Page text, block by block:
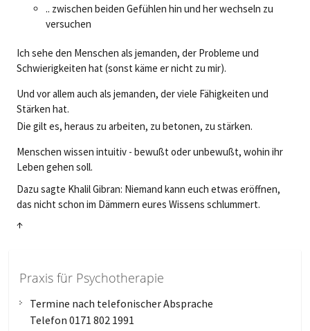
.. zwischen beiden Gefühlen hin und her wechseln zu
versuchen
Ich sehe den Menschen als jemanden, der Probleme und
Schwierigkeiten hat (sonst käme er nicht zu mir).
Und vor allem auch als jemanden, der viele Fähigkeiten und
Stärken hat.
Die gilt es, heraus zu arbeiten, zu betonen, zu stärken.
Menschen wissen intuitiv - bewußt oder unbewußt, wohin ihr
Leben gehen soll.
Dazu sagte Khalil Gibran: Niemand kann euch etwas eröffnen,
das nicht schon im Dämmern eures Wissens schlummert.
↑
Praxis für Psychotherapie
Termine nach telefonischer Absprache
Telefon 0171 802 1991